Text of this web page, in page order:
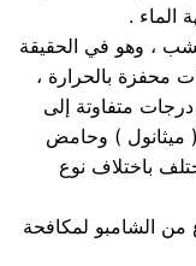
الماء .
، وهو في الحقيقة
محفزة بالحرارة ،
متفاوتة إلى
ميثانول ) وحامض
باختلاف نوع
الشامبو لمكافحة